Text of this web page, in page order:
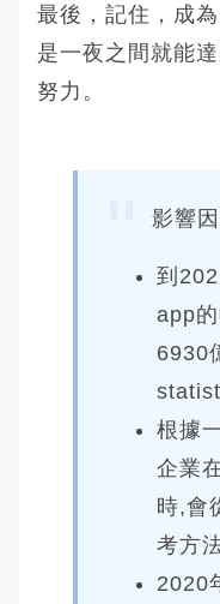
最後，記住，成
是一夜之間就能
努力。
影響
到
app
6930
根據
企業
時,會
考方
2020